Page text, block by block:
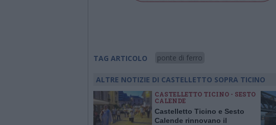
TAG ARTICOLO ponte di ferro
ALTRE NOTIZIE DI CASTELLETTO SOPRA TICINO
CASTELLETTO TICINO - SESTO
CALENDE
Castelletto Ticino e Sesto
Calende rinnovano il